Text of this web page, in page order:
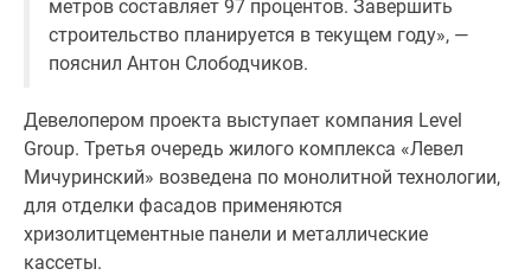
Экспертиза
новостроек
авторы
проекте
Контакты
Реклама
метров составляет 97 процентов. Завершить
строительство планируется в текущем году», —
пояснил Антон Слободчиков.
Девелопером проекта выступает компания Level
Group. Третья очередь жилого комплекса «Левел
Мичуринский» возведена по монолитной технологии,
для отделки фасадов применяются
хризолитцементные панели и металлические
кассеты.